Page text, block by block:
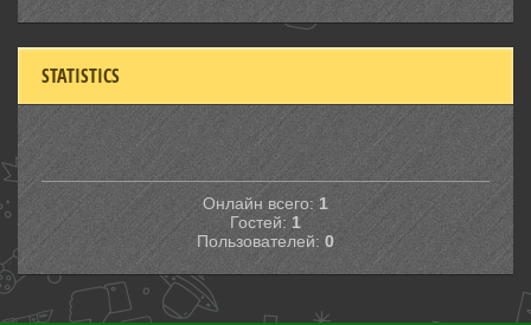
STATISTICS
Онлайн всего: 1
Гостей: 1
Пользователей: 0